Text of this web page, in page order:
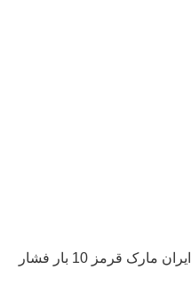
لرزه گیر لاستیکی ارتعاشات صنعتی ایران مارک قرمز 10 بار فشار